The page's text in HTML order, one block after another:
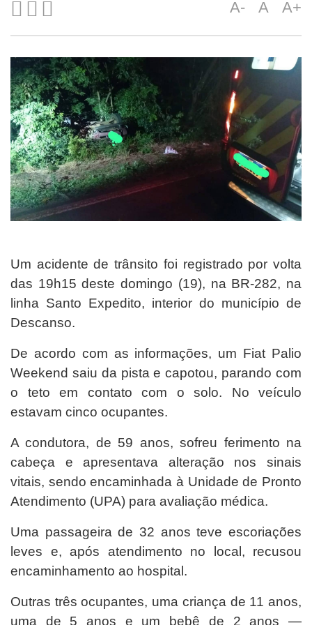
A- A A+
Um acidente de trânsito foi registrado por volta
das 19h15 deste domingo (19), na BR-282, na
linha Santo Expedito, interior do município de
Descanso.
De acordo com as informações, um Fiat Palio
Weekend saiu da pista e capotou, parando com
o teto em contato com o solo. No veículo
estavam cinco ocupantes.
A condutora, de 59 anos, sofreu ferimento na
cabeça e apresentava alteração nos sinais
vitais, sendo encaminhada à Unidade de Pronto
Atendimento (UPA) para avaliação médica.
Uma passageira de 32 anos teve escoriações
leves e, após atendimento no local, recusou
encaminhamento ao hospital.
Outras três ocupantes, uma criança de 11 anos,
uma de 5 anos e um bebê de 2 anos —